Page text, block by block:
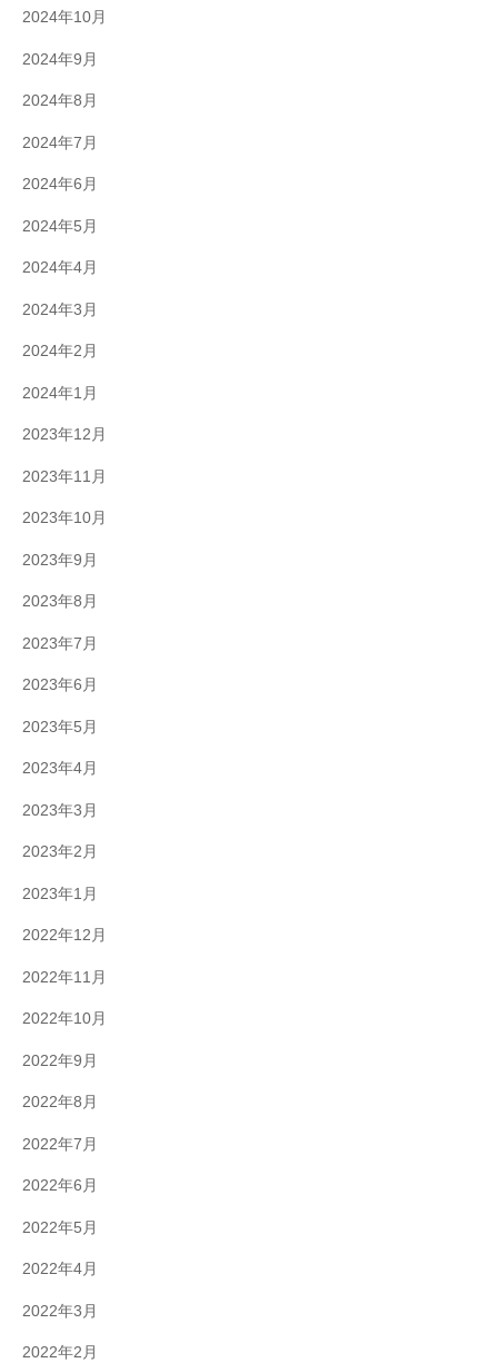
2024年10月
2024年9月
2024年8月
2024年7月
2024年6月
2024年5月
2024年4月
2024年3月
2024年2月
2024年1月
2023年12月
2023年11月
2023年10月
2023年9月
2023年8月
2023年7月
2023年6月
2023年5月
2023年4月
2023年3月
2023年2月
2023年1月
2022年12月
2022年11月
2022年10月
2022年9月
2022年8月
2022年7月
2022年6月
2022年5月
2022年4月
2022年3月
2022年2月